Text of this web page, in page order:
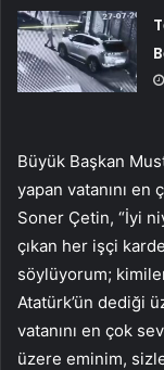
Büyük Başkan
yapan vatanını en
Soner Çetin, “İyi
çıkan her işçi
söylüyorum;
Atatürk’ün dediği
vatanını en çok
üzere eminim,